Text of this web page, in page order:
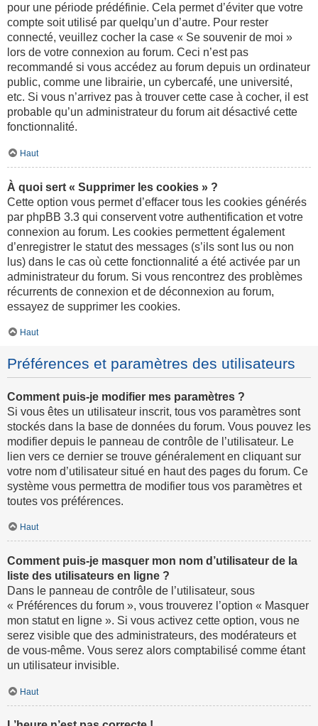
pour une période prédéfinie. Cela permet d’éviter que votre
compte soit utilisé par quelqu’un d’autre. Pour rester
connecté, veuillez cocher la case « Se souvenir de moi »
lors de votre connexion au forum. Ceci n’est pas
recommandé si vous accédez au forum depuis un ordinateur
public, comme une librairie, un cybercafé, une université,
etc. Si vous n’arrivez pas à trouver cette case à cocher, il est
probable qu’un administrateur du forum ait désactivé cette
fonctionnalité.
Haut
À quoi sert « Supprimer les cookies » ?
Cette option vous permet d’effacer tous les cookies générés
par phpBB 3.3 qui conservent votre authentification et votre
connexion au forum. Les cookies permettent également
d’enregistrer le statut des messages (s’ils sont lus ou non
lus) dans le cas où cette fonctionnalité a été activée par un
administrateur du forum. Si vous rencontrez des problèmes
récurrents de connexion et de déconnexion au forum,
essayez de supprimer les cookies.
Haut
Préférences et paramètres des utilisateurs
Comment puis-je modifier mes paramètres ?
Si vous êtes un utilisateur inscrit, tous vos paramètres sont
stockés dans la base de données du forum. Vous pouvez les
modifier depuis le panneau de contrôle de l’utilisateur. Le
lien vers ce dernier se trouve généralement en cliquant sur
votre nom d’utilisateur situé en haut des pages du forum. Ce
système vous permettra de modifier tous vos paramètres et
toutes vos préférences.
Haut
Comment puis-je masquer mon nom d’utilisateur de la
liste des utilisateurs en ligne ?
Dans le panneau de contrôle de l’utilisateur, sous
« Préférences du forum », vous trouverez l’option « Masquer
mon statut en ligne ». Si vous activez cette option, vous ne
serez visible que des administrateurs, des modérateurs et
de vous-même. Vous serez alors comptabilisé comme étant
un utilisateur invisible.
Haut